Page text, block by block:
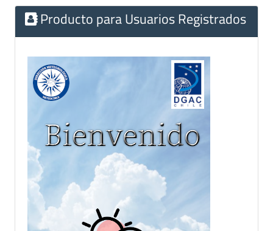
Producto para Usuarios Registrados